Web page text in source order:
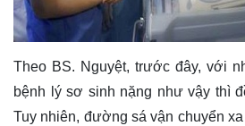
Theo BS. Nguyệt, trước đây, với
bệnh lý sơ sinh nặng như vậy thì
Tuy nhiên, đường sá vận chuyển